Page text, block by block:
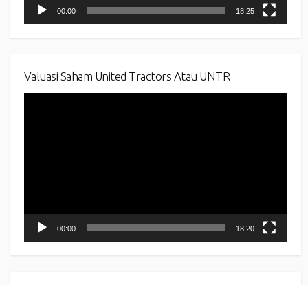
00:00 18:25
Valuasi Saham United Tractors Atau UNTR
00:00 18:20